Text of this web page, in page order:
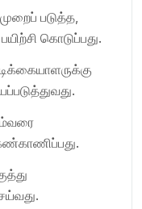
படுத்த,
கொடுப்பது.